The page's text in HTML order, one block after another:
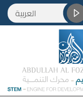
العربية
简体中文